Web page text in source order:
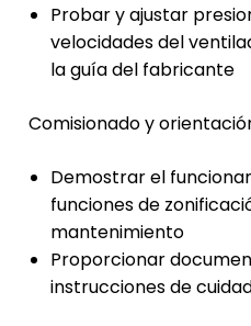
Probar y ajustar
velocidades del
la guía del fabricante
Comisionado y
Demostrar el
funciones de
mantenimiento
Proporcionar
instrucciones de